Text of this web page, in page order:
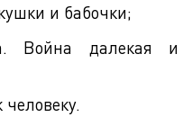
и бабочки;
Война далекая и